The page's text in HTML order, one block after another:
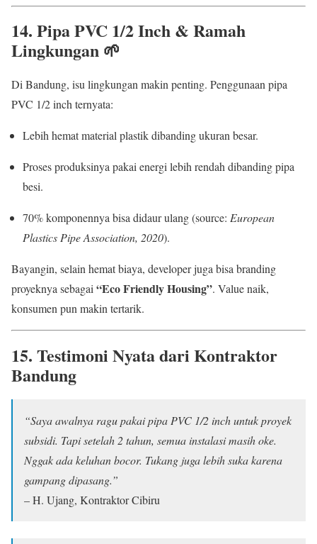
14. Pipa PVC 1/2 Inch & Ramah
Lingkungan 🌱
Di Bandung, isu lingkungan makin penting. Penggunaan pipa
PVC 1/2 inch ternyata:
Lebih hemat material plastik dibanding ukuran besar.
Proses produksinya pakai energi lebih rendah dibanding pipa
besi.
70% komponennya bisa didaur ulang (source: European
Plastics Pipe Association, 2020).
Bayangin, selain hemat biaya, developer juga bisa branding
proyeknya sebagai“Eco Friendly Housing”. Value naik,
konsumen pun makin tertarik.
15. Testimoni Nyata dari Kontraktor
Bandung
“Saya awalnya ragu pakai pipa PVC 1/2 inch untuk proyek
subsidi. Tapi setelah 2 tahun, semua instalasi masih oke.
Nggak ada keluhan bocor. Tukang juga lebih suka karena
gampang dipasang.”
– H. Ujang, Kontraktor Cibiru